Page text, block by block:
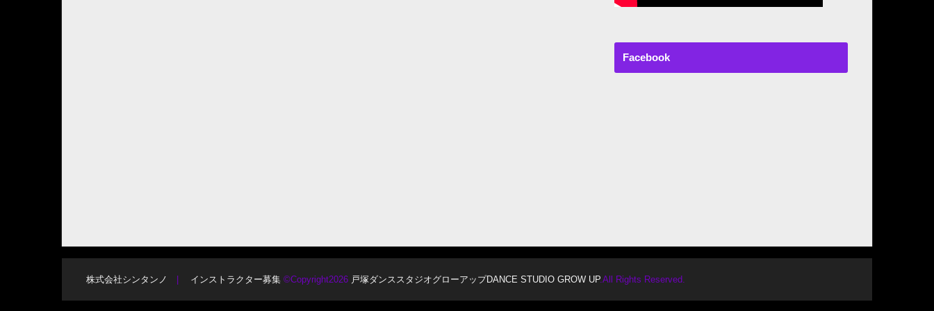
Facebook
株式会社シンタンノ インストラクター募集 ©Copyright2026 戸塚ダンススタジオグローアップDANCE STUDIO GROW UP.All Rights Reserved.